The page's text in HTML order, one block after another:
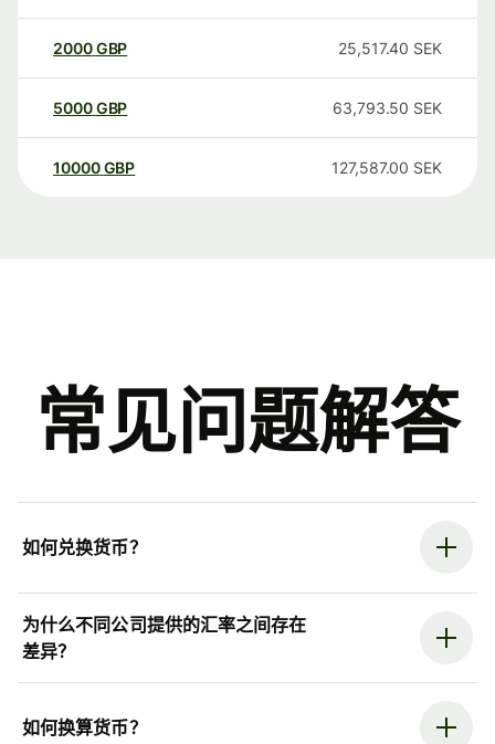
2000GBP 25,517.40 SEK
5000GBP 63,793.50 SEK
10000 GBP 127,587.00 SEK
常见问题解答
如何兑换货币？
为什么不同公司提供的汇率之间存在
差异？
如何换算货币？